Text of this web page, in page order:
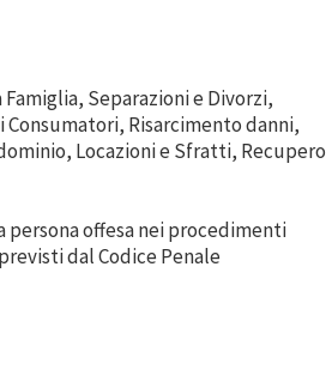
Separazioni e Divorzi,
Risarcimento danni,
Locazioni e Sfratti, Recupero
offesa nei procedimenti
dal Codice Penale